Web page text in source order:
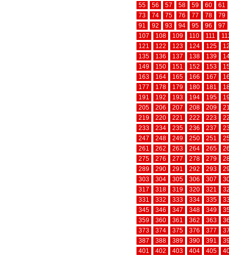
55
56 57 58 59 60
61
73
74 75 76 77 78
79
91
92 93 94 95 96
97
107
108 109 110 111
121
122 123 124 125
135
136 137 138 139
149
150 151 152 153
163
164 165 166 167
177
178 179 180 181
191
192 193 194 195
205
206 207 208 209
219
220 221 222 223
233
234 235 236 237
247
248 249 250 251
261
262 263 264 265
275
276 277 278 279
289
290 291 292 293
303
304 305 306 307
317
318 319 320 321
331
332 333 334 335
345
346 347 348 349
359
360 361 362 363
373
374 375 376 377
387
388 389 390 391
401
402 403 404 405